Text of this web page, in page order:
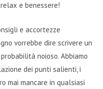
e benessere!
e accortezze
vorrebbe dire scrivere un
noioso. Abbiamo
dei punti salienti, i
mai mancare in qualsiasi